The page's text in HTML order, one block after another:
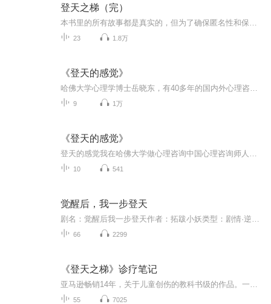
登天之梯（完）
23 1.8万
《登天的感觉》
9 1万
《登天的感觉》
10 541
觉醒后，我一步登天
66 2299
《登天之梯》诊疗笔记
55 7025